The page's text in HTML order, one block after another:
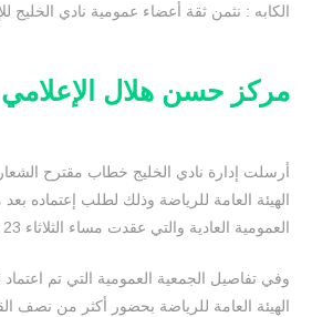
الكابه : نثمن ثقة أعضاء عمومية نادي الخليج
مركز حسن هلال الإعلامي
أرسلت إدارة نادي الخليج خطاب مقترح
الهيئة العامة للرياضة وذلك لطلب إعتماده
العمومية العادية والتي عقدت مساء الثلاثاء 23 يوليو 2019 .
وفي تفاصيل الجمعية العمومية التي تم